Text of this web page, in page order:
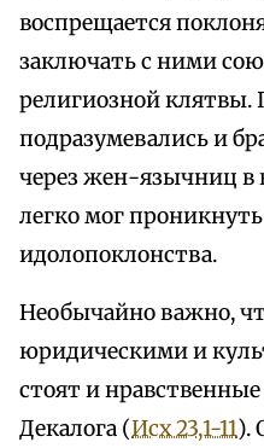
воспрещается
заключать с ними
религиозной клятвы.
подразумевались и
через жен-язычниц в
легко мог
идолопоклонства.
Необычайно важно,
юридическими и
стоят и нравственные
Декалога (Исх 23,1-11).